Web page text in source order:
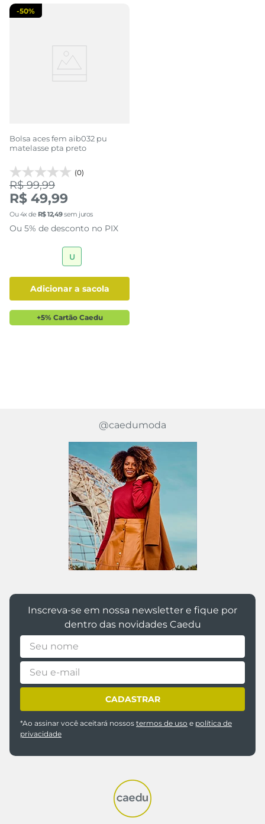
Bolsa aces fem aib032 pu
matelasse pta preto
(0)
-50%
R$ 99,99
R$ 49,99
Ou4x de R$12,49sem juros
Ou 5% de desconto no PIX
U
adicionar a sacola
+5% Cartão Caedu
@caedumoda
Inscreva-se em nossa newsletter e fique por
dentro das novidades Caedu
CADASTRAR
*Ao assinar você aceitará nossos termos de uso e política de
privacidade